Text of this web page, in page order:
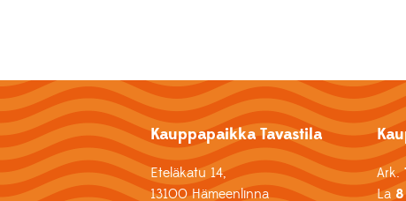
Kauppapaikka Tavastila
Eteläkatu 14,
13100 Hämeenlinna
Ark.
La